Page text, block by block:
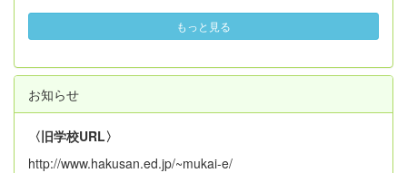
で読み聞かせました（校長はピアノBGMと
歌...）。 子どもたちはぐっと集中しな
分たちができることについて考えられたと思
います。 「おとなになれなかった弟たち
に...」は中学１年生の国語の教科書にも掲載
されているとのことですので機会があれば読
んでみていただければ幸いです。 他の学
年・学級でも、平和について考える取組を夏
品、事前に選んだものを食べます。セレクト
する以外の共通のメニューは、「わかめご
１年生も１学期最後の給食・初めてのセ
給食開始日は、９月１日（火）です。
もっと見る
お知らせ
〈旧学校URL〉
http://www.hakusan.ed.jp/~mukai-e/